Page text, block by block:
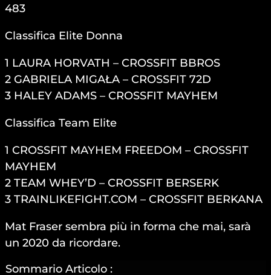
483
Classifica Elite Donna
1 LAURA HORVATH – CROSSFIT BBROS
2 GABRIELA MIGAŁA – CROSSFIT 72D
3 HALEY ADAMS – CROSSFIT MAYHEM
Classifica Team Elite
1 CROSSFIT MAYHEM FREEDOM – CROSSFIT
MAYHEM
2 TEAM WHEY’D – CROSSFIT BERSERK
3 TRAINLIKEFIGHT.COM – CROSSFIT BERKANA
Mat Fraser sembra più in forma che mai, sarà
un 2020 da ricordare.
Sommario Articolo :